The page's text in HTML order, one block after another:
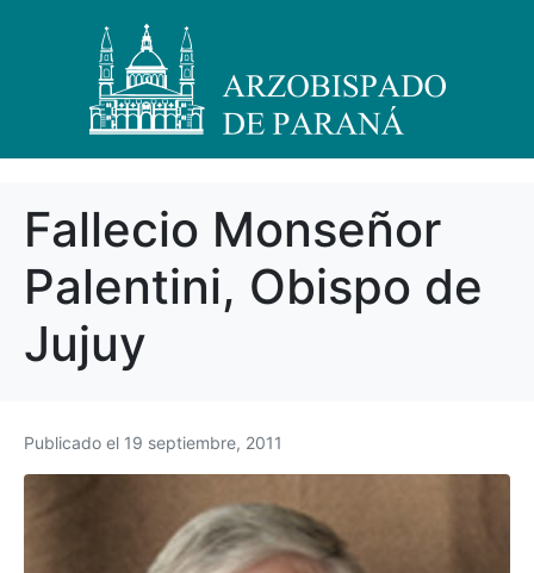
Fallecio Monseñor
Palentini, Obispo de
Jujuy
Publicado el 19 septiembre, 2011